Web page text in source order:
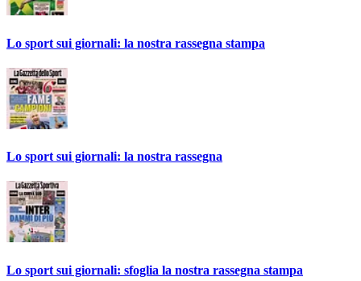
Lo sport sui giornali: la nostra rassegna stampa
Lo sport sui giornali: la nostra rassegna
Lo sport sui giornali: sfoglia la nostra rassegna stampa